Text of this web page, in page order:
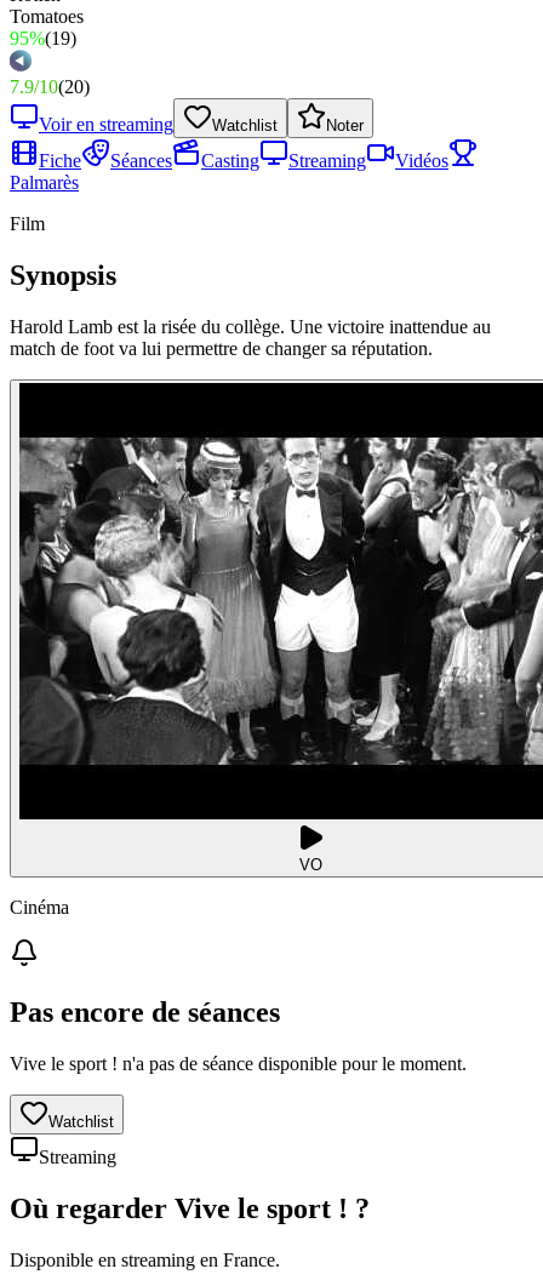
95%(19)
7.9/10(20)
Voir en streaming
Watchlist Noter
Fiche Séances Casting Streaming
Vidéos
Palmarès
Film
Synopsis
Harold Lamb est la risée du collège. Une victoire inattendue au
match de foot va lui permettre de changer sa réputation.
VO
Cinéma
Pas encore de séances
Vive le sport ! n'a pas de séance disponible pour le moment.
Watchlist
Streaming
Où regarder Vive le sport ! ?
Disponible en streaming en France.